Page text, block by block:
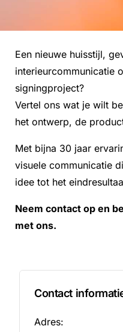
Een nieuwe huisstijl,
interieurcommunicatie
signingproject?
Vertel ons wat je wilt
het ontwerp, de
Met bijna 30 jaar
visuele communicatie
idee tot het
Neem contact op en
met ons.
Contact
Adres: